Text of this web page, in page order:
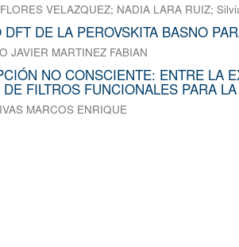
VELAZQUEZ; NADIA LARA RUIZ;
DFT DE LA PEROVSKITA BASNO
JAVIER MARTINEZ FABIAN
NO CONSCIENTE: ENTRE LA
FILTROS FUNCIONALES PARA
MARCOS ENRIQUE